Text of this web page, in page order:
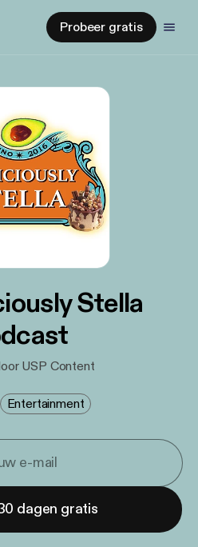
Probeer gratis
Stella
USP Content
Entertainment
dagen gratis